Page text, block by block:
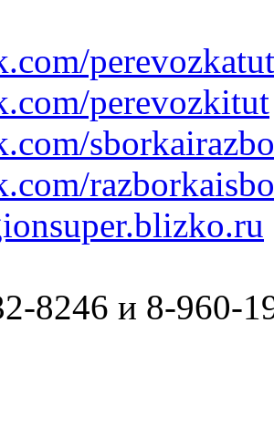
perevozkatut
perevozkitut
8246 и 8-960-